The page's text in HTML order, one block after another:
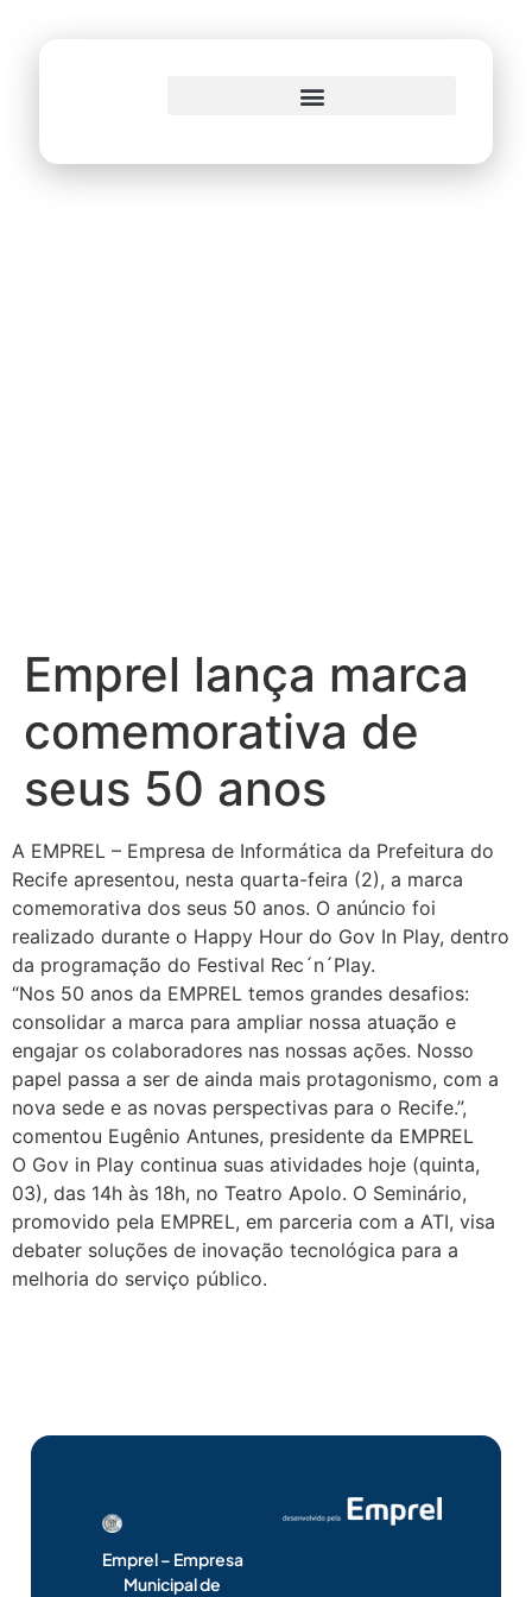
Emprel lança marca
comemorativa de
seus 50 anos
A EMPREL – Empresa de Informática da Prefeitura do
Recife apresentou, nesta quarta-feira (2), a marca
comemorativa dos seus 50 anos. O anúncio foi
realizado durante o Happy Hour do Gov In Play, dentro
da programação do Festival Rec´n´Play.
“Nos 50 anos da EMPREL temos grandes desafios:
consolidar a marca para ampliar nossa atuação e
engajar os colaboradores nas nossas ações. Nosso
papel passa a ser de ainda mais protagonismo, com a
nova sede e as novas perspectivas para o Recife.”,
comentou Eugênio Antunes, presidente da EMPREL
O Gov in Play continua suas atividades hoje (quinta,
03), das 14h às 18h, no Teatro Apolo. O Seminário,
promovido pela EMPREL, em parceria com a ATI, visa
debater soluções de inovação tecnológica para a
melhoria do serviço público.
Emprel – Empresa
Municipal de